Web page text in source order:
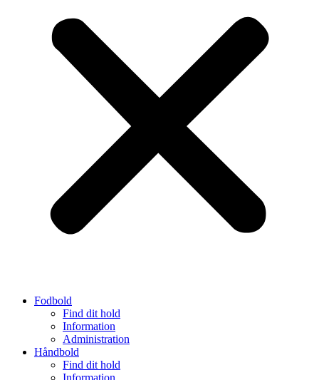
Fodbold
Find dit hold
Information
Administration
Håndbold
Find dit hold
Information